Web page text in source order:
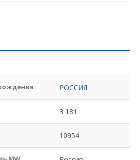
РОССИЯ
3 181
10954